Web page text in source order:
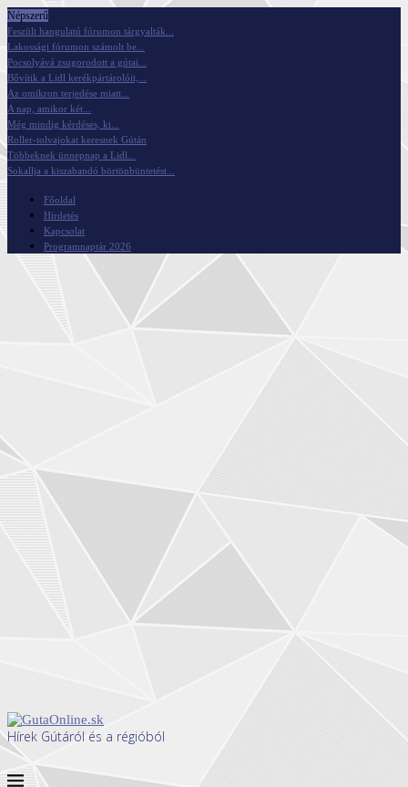
Népszerű
Feszült hangulatú fórumon tárgyalták...
Lakossági fórumon számolt be...
Pocsolyává zsugorodott a gútai...
Bővítik a Lidl kerékpártárolóit,...
Az omikron terjedése miatt...
A nap, amikor két...
Még mindig kérdéses, ki...
Roller-tolvajokat keresnek Gútán
Többeknek ünnepnap a Lidl...
Sokallja a kiszabandó börtönbüntetést...
Főoldal
Hirdetés
Kapcsolat
Programnaptár 2026
Hírek Gútáról és a régióból